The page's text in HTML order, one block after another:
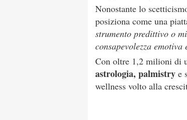
Nonostante lo
posiziona come una
strumento predittivo o
consapevolezza emotiva
Con oltre 1,2 milioni di
astrologia, palmistry e
wellness volto alla